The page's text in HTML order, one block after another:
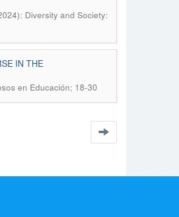
Diversity and Society:
IN THE
en Educación; 18-30